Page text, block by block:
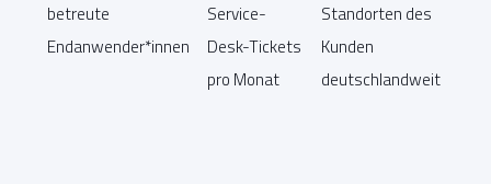
betreute
Endanwender*innen
Service-
Desk-Tickets
pro Monat
Standorten des
Kunden
deutschlandweit